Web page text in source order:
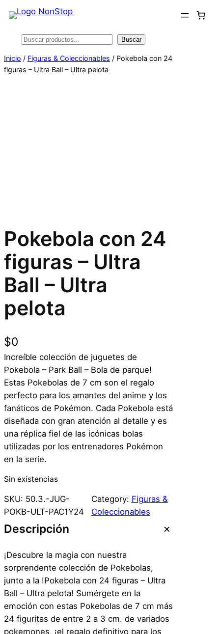
Saltar
contenido
Buscar Buscar
Inicio / Figuras & Coleccionables / Pokebola con 24
figuras – Ultra Ball – Ultra pelota
Pokebola con 24
figuras – Ultra
Ball – Ultra
pelota
$0
Increíble colección de juguetes de
Pokebola – Park Ball – Bola de parque!
Estas Pokebolas de 7 cm son el regalo
perfecto para los amantes del anime y los
fanáticos de Pokémon. Cada Pokebola está
diseñada con gran atención al detalle y es
una réplica fiel de las icónicas bolas
utilizadas por los entrenadores Pokémon
en la serie.
Sin existencias
SKU: 50.3.-JUG-
POKB-ULT-PAC1Y24
Category: Figuras &
Coleccionables
Descripción
¡Descubre la magia con nuestra
sorprendente colección de Pokebolas,
junto a la !Pokebola con 24 figuras – Ultra
Ball – Ultra pelota! Sumérgete en la
emoción con estas Pokebolas de 7 cm más
24 figuritas de entre 2 a 3 cm. de variados
pokemones, ¡el regalo definitivo para los